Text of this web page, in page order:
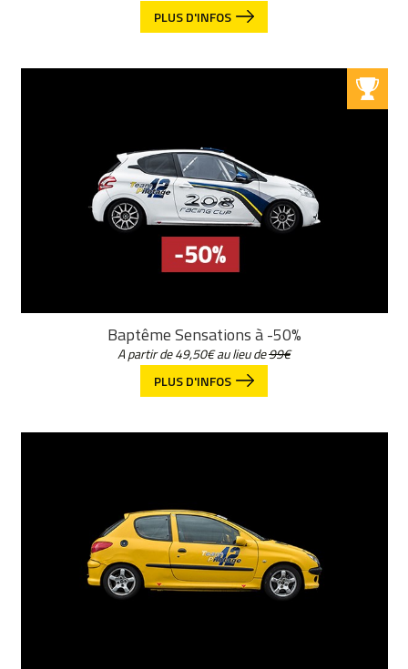
PLUS D'INFOS
Baptême Sensations à -50%
A partir de49,50€au lieu de99€
PLUS D'INFOS